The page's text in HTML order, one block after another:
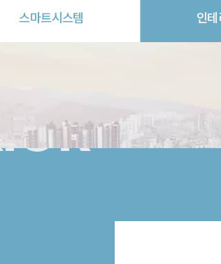
스마트시스템 인테